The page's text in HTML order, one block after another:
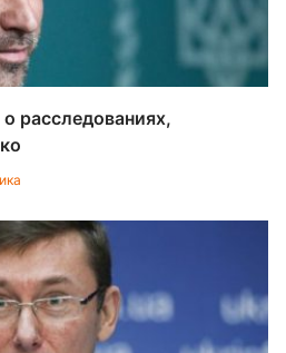
расследованиях,